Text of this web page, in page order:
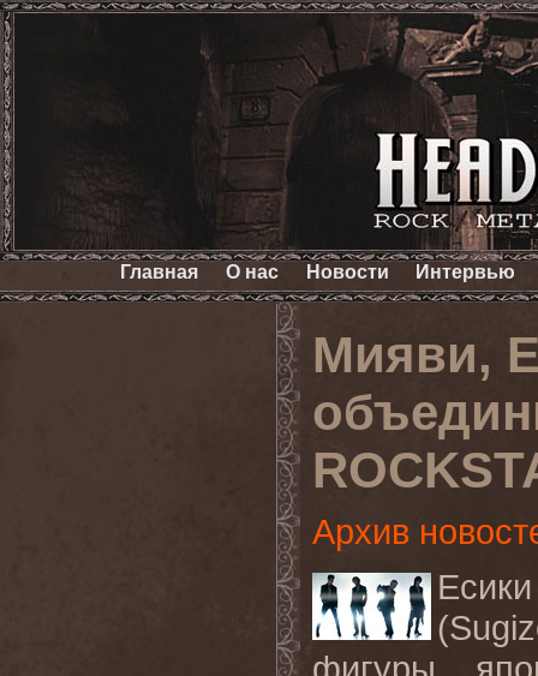
Главная О нас Новости Интервью
Мияви,
Архив
Есики